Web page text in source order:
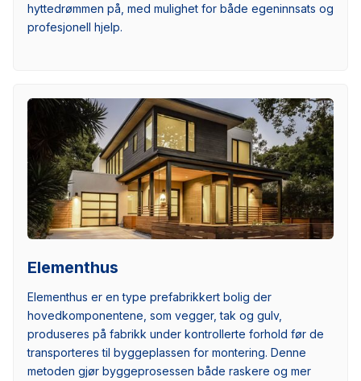
hyttedrømmen på, med mulighet for både egeninnsats og
profesjonell hjelp.
Elementhus
Elementhus er en type prefabrikkert bolig der
hovedkomponentene, som vegger, tak og gulv,
produseres på fabrikk under kontrollerte forhold før de
transporteres til byggeplassen for montering. Denne
metoden gjør byggeprosessen både raskere og mer